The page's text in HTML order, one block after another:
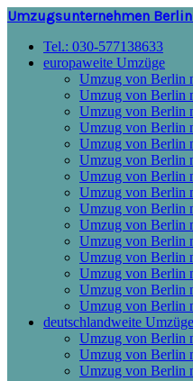
Umzugsunternehmen Berlin
Tel.: 030-577138633
europaweite Umzüge
Umzug von Berlin
Umzug von Berlin
Umzug von Berlin
Umzug von Berlin
Umzug von Berlin
Umzug von Berlin
Umzug von Berlin
Umzug von Berlin
Umzug von Berlin
Umzug von Berlin
Umzug von Berlin
Umzug von Berlin
Umzug von Berlin
Umzug von Berlin
Umzug von Berlin
deutschlandweite Umzüge
Umzug von Berlin
Umzug von Berlin
Umzug von Berlin